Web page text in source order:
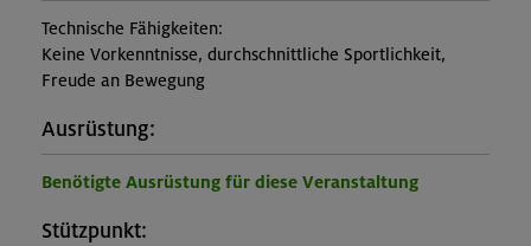
Technische Fähigkeiten:
Keine Vorkenntnisse, durchschnittliche Sportlichkeit,
Freude an Bewegung
Ausrüstung:
Benötigte Ausrüstung für diese Veranstaltung
Stützpunkt: